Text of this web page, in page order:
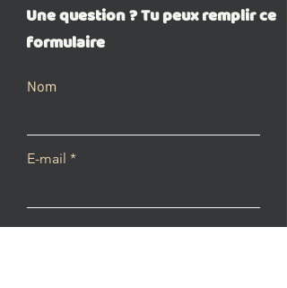
Une question ? Tu peux remplir ce
formulaire
Nom
E-mail
Laisse nous un message